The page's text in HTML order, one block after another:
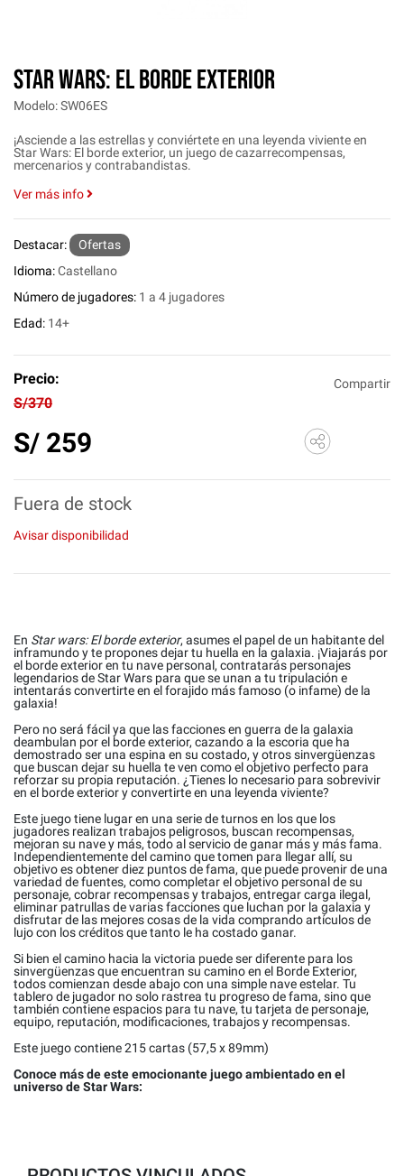
STAR WARS: EL BORDE EXTERIOR
Modelo: SW06ES
¡Asciende a las estrellas y conviértete en una leyenda viviente en
Star Wars: El borde exterior, un juego de cazarrecompensas,
mercenarios y contrabandistas.
Ver más info
Destacar:
Ofertas
Idioma:Castellano
Número de jugadores: 1 a 4 jugadores
Edad: 14+
Precio:
S/370
S/ 259
Compartir
Fuera de stock
Avisar disponibilidad
En Star wars: El borde exterior, asumes el papel de un habitante del
inframundo y te propones dejar tu huella en la galaxia. ¡Viajarás por
el borde exterior en tu nave personal, contratarás personajes
legendarios de Star Wars para que se unan a tu tripulación e
intentarás convertirte en el forajido más famoso (o infame) de la
galaxia!
Pero no será fácil ya que las facciones en guerra de la galaxia
deambulan por el borde exterior, cazando a la escoria que ha
demostrado ser una espina en su costado, y otros sinvergüenzas
que buscan dejar su huella te ven como el objetivo perfecto para
reforzar su propia reputación. ¿Tienes lo necesario para sobrevivir
en el borde exterior y convertirte en una leyenda viviente?
Este juego tiene lugar en una serie de turnos en los que los
jugadores realizan trabajos peligrosos, buscan recompensas,
mejoran su nave y más, todo al servicio de ganar más y más fama.
Independientemente del camino que tomen para llegar allí, su
objetivo es obtener diez puntos de fama, que puede provenir de una
variedad de fuentes, como completar el objetivo personal de su
personaje, cobrar recompensas y trabajos, entregar carga ilegal,
eliminar patrullas de varias facciones que luchan por la galaxia y
disfrutar de las mejores cosas de la vida comprando artículos de
lujo con los créditos que tanto le ha costado ganar.
Si bien el camino hacia la victoria puede ser diferente para los
sinvergüenzas que encuentran su camino en el Borde Exterior,
todos comienzan desde abajo con una simple nave estelar. Tu
tablero de jugador no solo rastrea tu progreso de fama, sino que
también contiene espacios para tu nave, tu tarjeta de personaje,
equipo, reputación, modificaciones, trabajos y recompensas.
Este juego contiene 215 cartas (57,5 x 89mm)
Conoce más de este emocionante juego ambientado en el
universo de Star Wars: